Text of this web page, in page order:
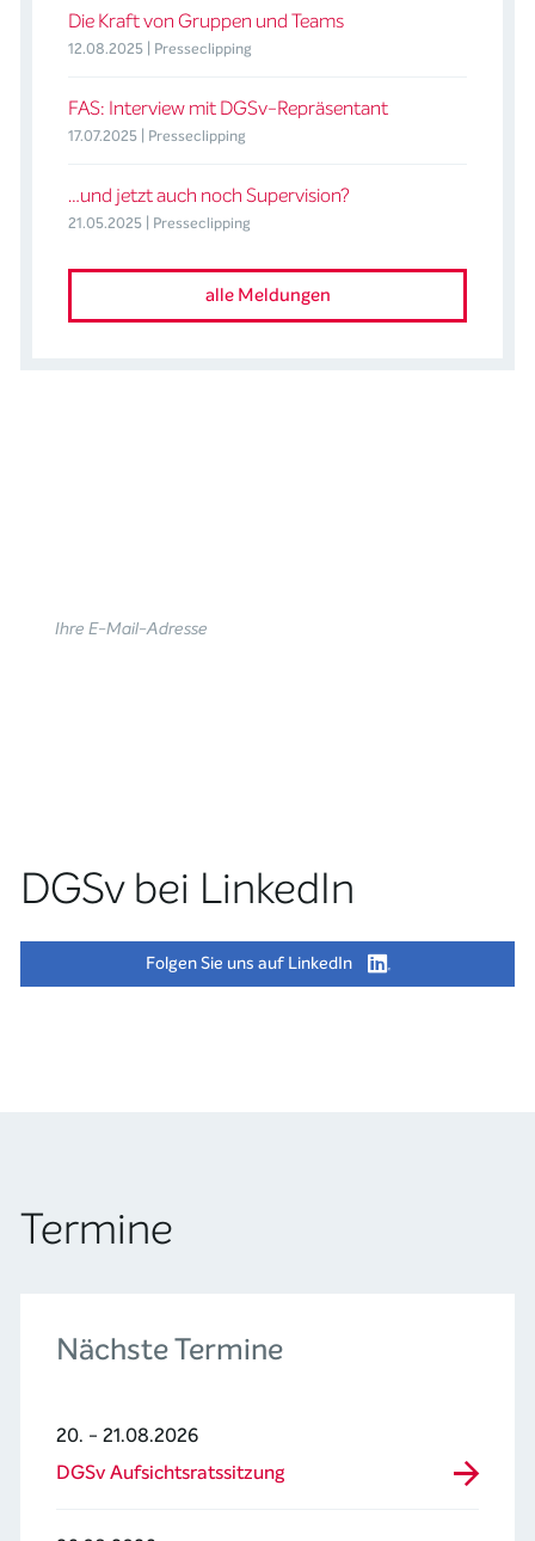
Die Kraft von Gruppen und Teams
12.08.2025 | Presseclipping
FAS: Interview mit DGSv-Repräsentant
17.07.2025 | Presseclipping
…und jetzt auch noch Supervision?
21.05.2025 | Presseclipping
alle Meldungen
DGSv bei LinkedIn
Folgen Sie uns auf LinkedIn
Termine
Nächste Termine
20. - 21.08.2026
DGSv Aufsichtsratssitzung